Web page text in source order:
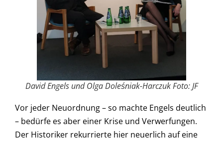
David Engels und Olga Doleśniak-Harczuk Foto: JF
Vor jeder Neuordnung – so machte Engels deutlich
– bedürfe es aber einer Krise und Verwerfungen.
Der Historiker rekurrierte hier neuerlich auf eine